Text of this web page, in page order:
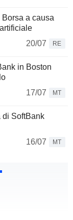
a causa
20/07
RE
in Boston
17/07
MT
di SoftBank
16/07
MT